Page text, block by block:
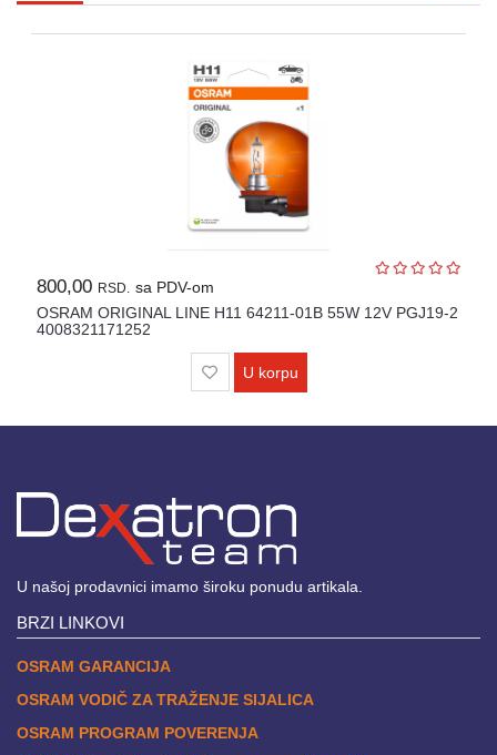
800,00 RSD.
sa PDV-om
OSRAM ORIGINAL LINE H11 64211-01B 55W 12V PGJ19-2
4008321171252
U korpu
U našoj prodavnici imamo široku ponudu artikala.
BRZI LINKOVI
OSRAM GARANCIJA
OSRAM VODIČ ZA TRAŽENJE SIJALICA
OSRAM PROGRAM POVERENJA